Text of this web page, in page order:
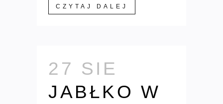
CZYTAJ DALEJ
27 SIE
JABŁKO W